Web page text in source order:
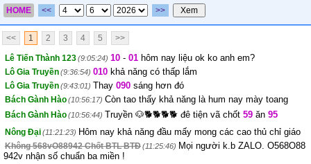
HOME << >>
<< 1 2 3 4 5 >>
Lê Tiến Thành 123(9:05:24) 10 - 01 hôm nay liệu ok ko anh em?
Lô Gia Truyền(9:36:54) 010 khả năng có thấp lắm
Lô Gia Truyền(9:43:01) Thay 090 sáng hơn đó
Bách Gành Hào(10:56:17) Còn tao thấy khả năng là hum nay mày toang
Bách Gành Hào(10:56:44) Truyền 🐶🐕🐕🐕🐕 đê tiện vã chốt 59 ăn 95
Nông Đại(11:21:23) Hôm nay khả năng đầu mấy mong các cao thủ chỉ giáo
Không 568vO88942 Chốt BTL BTĐ(11:25:46) Mọi người k.b ZALO. O568O88
942v nhận số chuẩn ba miền !